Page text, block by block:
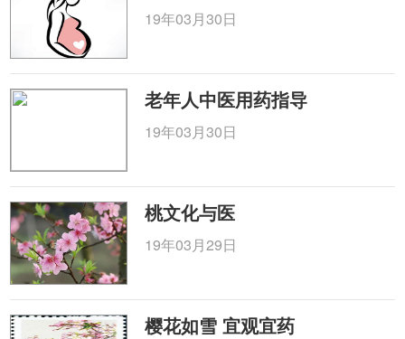
19年03月30日
老年人中医用药指导
19年03月30日
桃文化与医
19年03月29日
樱花如雪 宜观宜药